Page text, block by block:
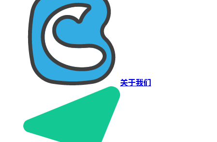
关于我们